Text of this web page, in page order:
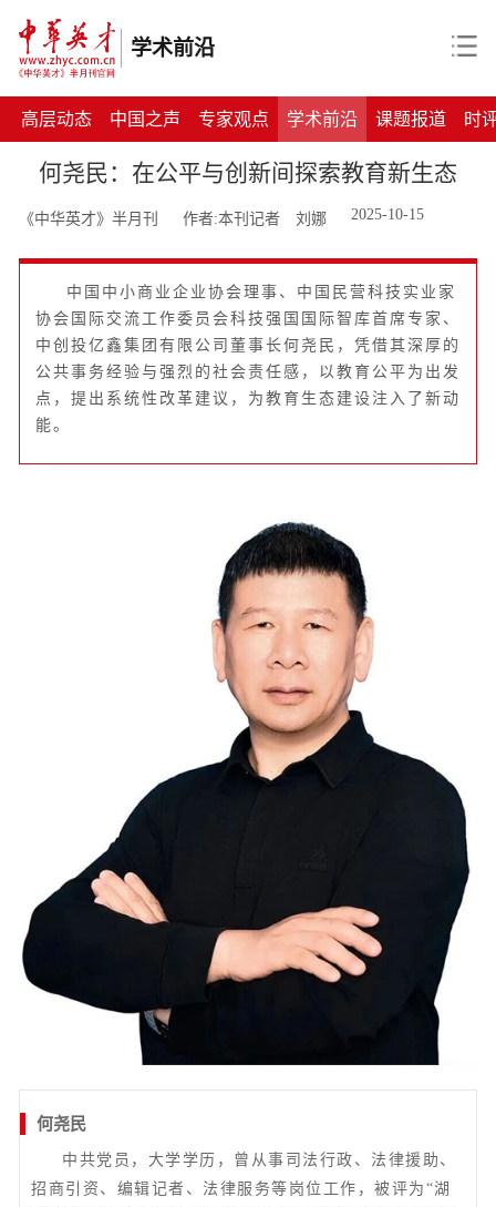
学术前沿
高层动态 中国之声 专家观点 学术前沿 课题报道 时
何尧民：在公平与创新间探索教育新生态
《中华英才》半月刊 作者:本刊记者 刘娜 2025-10-15
中国中小商业企业协会理事、中国民营科技实业家
协会国际交流工作委员会科技强国国际智库首席专家、
中创投亿鑫集团有限公司董事长何尧民，凭借其深厚的
公共事务经验与强烈的社会责任感，以教育公平为出发
点，提出系统性改革建议，为教育生态建设注入了新动
能。
何尧民
中共党员，大学学历，曾从事司法行政、法律援助、
招商引资、编辑记者、法律服务等岗位工作，被评为“湖